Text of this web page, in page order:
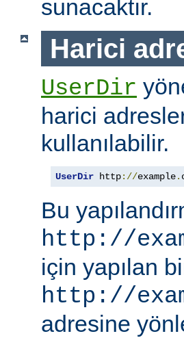
sunacaktır.
Harici
UserDir
harici
kullanılabilir.
UserDir http://example.
Bu
http://
için yapılan
http://
adresine